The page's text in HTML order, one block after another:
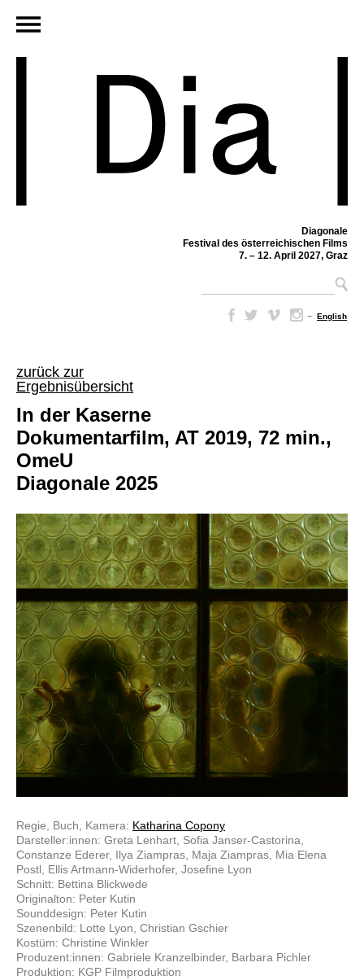
Diagonale
Festival des österreichischen Films
7. – 12. April 2027, Graz
– English
zurück zur
Ergebnisübersicht
In der Kaserne
Dokumentarfilm, AT 2019, 72 min.,
OmeU
Diagonale 2025
Regie, Buch, Kamera: Katharina Copony
Darsteller:innen: Greta Lenhart, Sofia Janser-Castorina,
Constanze Ederer, Ilya Ziampras, Maja Ziampras, Mia Elena
Postl, Ellis Artmann-Widerhofer, Josefine Lyon
Schnitt: Bettina Blickwede
Originalton: Peter Kutin
Sounddesign: Peter Kutin
Szenenbild: Lotte Lyon, Christian Gschier
Kostüm: Christine Winkler
Produzent:innen: Gabriele Kranzelbinder, Barbara Pichler
Produktion: KGP Filmproduktion